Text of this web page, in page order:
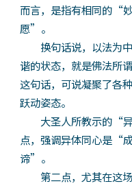
而言，是指有相同的“
愿”。
换句话说，以法为
谐的状态，就是佛法
这句话，可说凝聚了各
跃动姿态。
大圣人所教示的“异
点，强调异体同心是“
谛”。
第二点，尤其在这场